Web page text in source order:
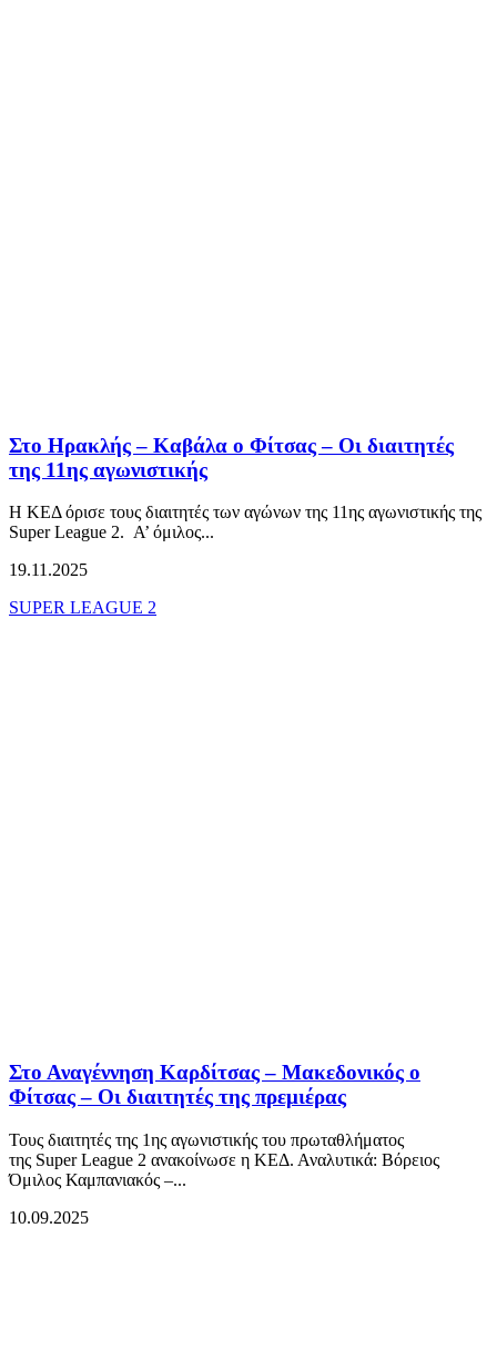
Στο Ηρακλής – Καβάλα ο Φίτσας – Οι διαιτητές
της 11ης αγωνιστικής
Η ΚΕΔ όρισε τους διαιτητές των αγώνων της 11ης αγωνιστικής της
Super League 2. Α’ όμιλος...
19.11.2025
SUPER LEAGUE 2
Στο Αναγέννηση Καρδίτσας – Μακεδονικός ο
Φίτσας – Οι διαιτητές της πρεμιέρας
Τους διαιτητές της 1ης αγωνιστικής του πρωταθλήματος
της Super League 2 ανακοίνωσε η ΚΕΔ. Αναλυτικά: Βόρειος
Όμιλος Καμπανιακός –...
10.09.2025